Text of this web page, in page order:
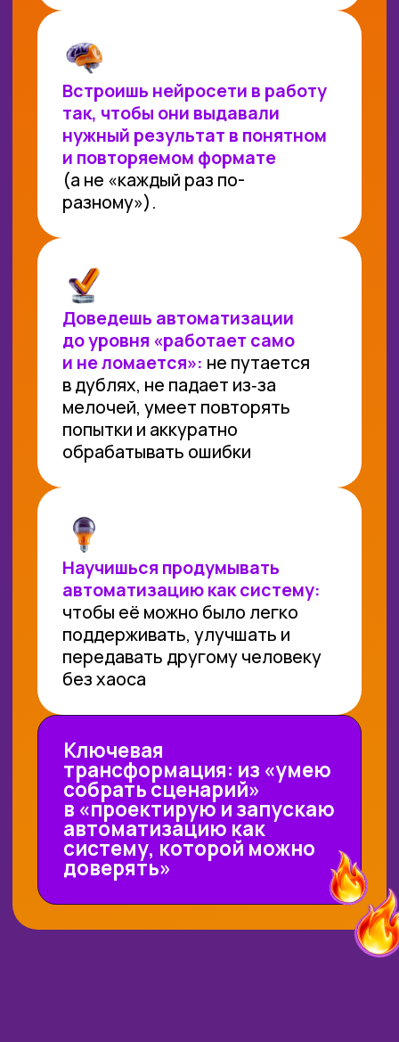
Гарантируем возврат оплаты
в течение 14 дней, если курс
Разработчиков сайтов
поймете, как с помощью n8n быстро
прикручивать автоматизацию,
интеграции и ботов вокруг сайта
и продавать это как доп.услугу.​
Руководителей компаний и
отделов
увидите, как превратить хаотичные
процессы в прозрачные
автоматизированные схемы, где
понятно, что с данными происходит
на каждом шаге.​
ДЛЯ КОГО ЭТОТ КУРС?
Порога входа нет - начать можно с нуля!